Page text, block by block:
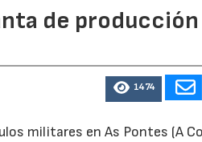
de
1474
militares en As Pontes (A